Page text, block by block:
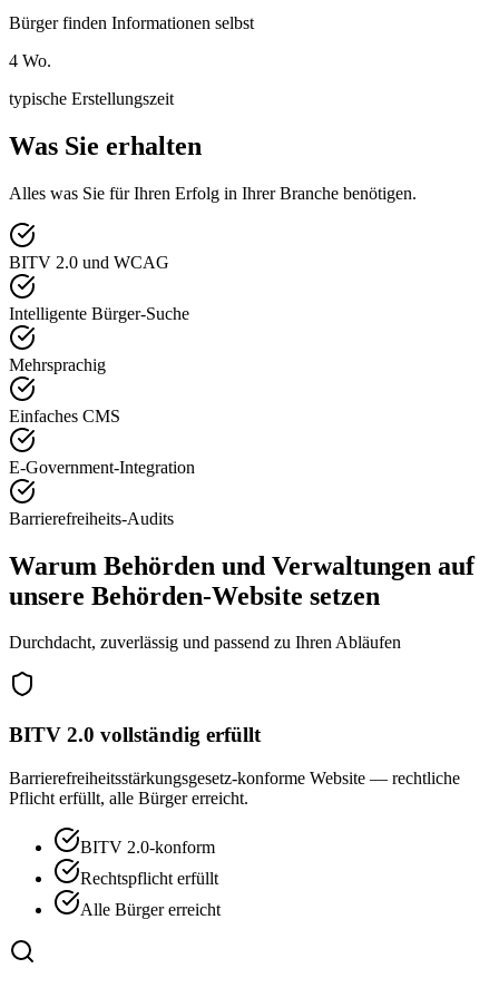
Bürger finden Informationen selbst
4 Wo.
typische Erstellungszeit
Was Sie erhalten
Alles was Sie für Ihren Erfolg in Ihrer Branche benötigen.
BITV 2.0 und WCAG
Intelligente Bürger-Suche
Mehrsprachig
Einfaches CMS
E-Government-Integration
Barrierefreiheits-Audits
Warum Behörden und Verwaltungen auf
unsere Behörden-Website setzen
Durchdacht, zuverlässig und passend zu Ihren Abläufen
BITV 2.0 vollständig erfüllt
Barrierefreiheitsstärkungsgesetz-konforme Website — rechtliche
Pflicht erfüllt, alle Bürger erreicht.
BITV 2.0-konform
Rechtspflicht erfüllt
Alle Bürger erreicht